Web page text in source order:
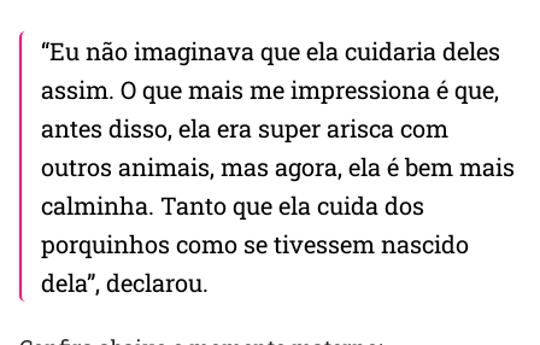
“Eu não imaginava que ela cuidaria deles
assim. O que mais me impressiona é que,
antes disso, ela era super arisca com
outros animais, mas agora, ela é bem mais
calminha. Tanto que ela cuida dos
porquinhos como se tivessem nascido
dela”, declarou.